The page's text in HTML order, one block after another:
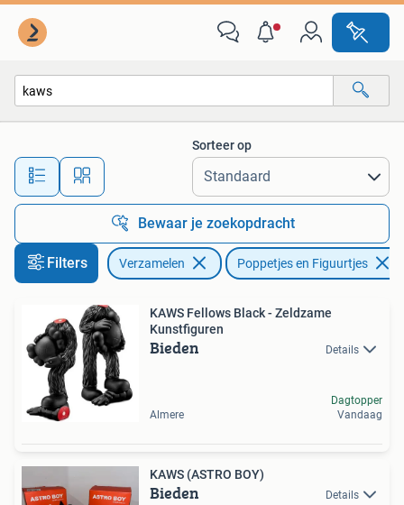
Alle afstanden…
Sorteer op
Bewaar je zoekopdracht
Filters Verzamelen Poppetjes en Figuurtjes
KAWS Fellows Black - Zeldzame
Kunstfiguren
Bieden Details
Almere
Dagtopper
Vandaag
KAWS (ASTRO BOY)
Bieden Details